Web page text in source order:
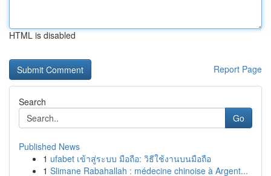
HTML is disabled
Report Page
Search
Go
Published News
1 ufabet เข้าสู่ระบบ มือถือ: วิธีใช้งานบนมือถือ
1 Slimane Rabahallah : médecine chinoise à Argent...